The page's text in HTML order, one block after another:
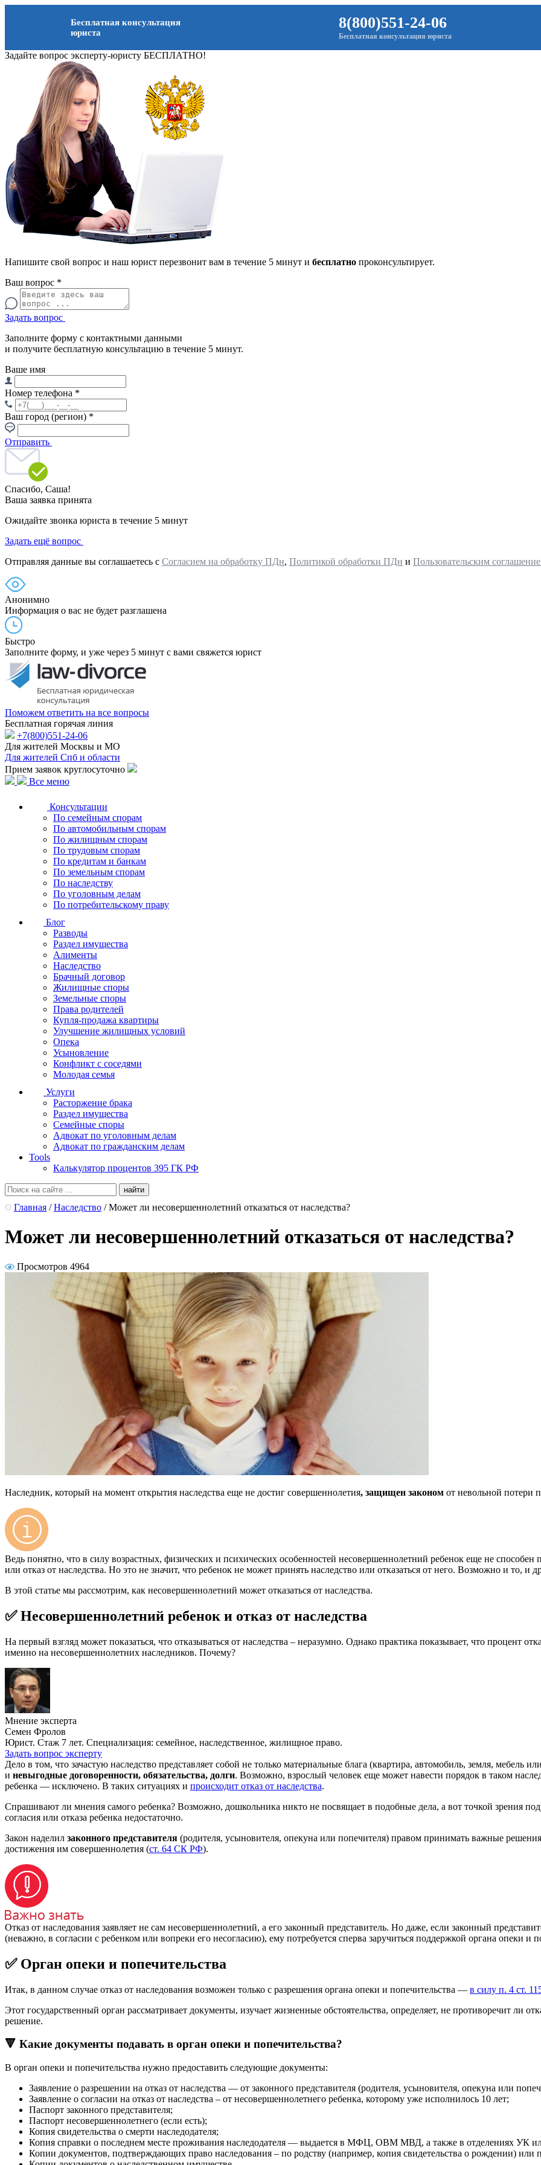
Бесплатная консультация
юриста
8(800)551-24-06
Бесплатная консультация юриста
Задайте вопрос эксперту-юристу БЕСПЛАТНО!
Напишите свой вопрос и наш юрист перезвонит вам в течение 5 минут и бесплатно проконсультирует.
Ваш вопрос *
Задать вопрос
Заполните форму с контактными данными
и получите бесплатную консультацию в течение 5 минут.
Ваше имя
Номер телефона *
Ваш город (регион) *
Отправить
Спасибо, Саша!
Ваша заявка принята
Ожидайте звонка юриста в течение 5 минут
Задать ещё вопрос
Отправляя данные вы соглашаетесь с Согласием на обработку ПДн, Политикой обработки ПДн и Пользовательским
Анонимно
Информация о вас не будет разглашена
Быстро
Заполните форму, и уже через 5 минут с вами свяжется юрист
Поможем ответить на все вопросы
Бесплатная горячая линия
+7(800)551-24-06
Для жителей Москвы и МО
Для жителей Спб и области
Прием заявок круглосуточно
Все меню
Консультации
По семейным спорам
По автомобильным спорам
По жилищным спорам
По трудовым спорам
По кредитам и банкам
По земельным спорам
По наследству
По уголовным делам
По потребительскому праву
Блог
Разводы
Раздел имущества
Алименты
Наследство
Брачный договор
Жилищные споры
Земельные споры
Права родителей
Купля-продажа квартиры
Улучшение жилищных условий
Опека
Усыновление
Конфликт с соседями
Молодая семья
Услуги
Расторжение брака
Раздел имущества
Семейные споры
Адвокат по уголовным делам
Адвокат по гражданским делам
Tools
Калькулятор процентов 395 ГК РФ
Главная / Наследство / Может ли несовершеннолетний отказаться от наследства?
Может ли несовершеннолетний отказаться от наследства?
Просмотров 4964
Наследник, который на момент открытия наследства еще не достиг совершеннолетия, защищен законом от невольной потери
Ведь понятно, что в силу возрастных, физических и психических особенностей несовершеннолетний ребенок еще не способен
или отказ от наследства. Но это не значит, что ребенок не может принять наследство или отказаться от него. Возможно и то,
В этой статье мы рассмотрим, как несовершеннолетний может отказаться от наследства.
✅ Несовершеннолетний ребенок и отказ от наследства
На первый взгляд может показаться, что отказываться от наследства – неразумно. Однако практика показывает, что процент
именно на несовершеннолетних наследников. Почему?
Мнение эксперта
Семен Фролов
Юрист. Стаж 7 лет. Специализация: семейное, наследственное, жилищное право.
Задать вопрос эксперту
Дело в том, что зачастую наследство представляет собой не только материальные блага (квартира, автомобиль, земля, мебель
и невыгодные договоренности, обязательства, долги. Возможно, взрослый человек еще может навести порядок в таком
ребенка — исключено. В таких ситуациях и происходит отказ от наследства.
Спрашивают ли мнения самого ребенка? Возможно, дошкольника никто не посвящает в подобные дела, а вот точкой зрения
согласия или отказа ребенка недостаточно.
Закон наделил законного представителя (родителя, усыновителя, опекуна или попечителя) правом принимать важные
достижения им совершеннолетия (ст. 64 СК РФ).
Отказ от наследования заявляет не сам несовершеннолетний, а его законный представитель. Но даже, если законный
(неважно, в согласии с ребенком или вопреки его несогласию), ему потребуется сперва заручиться поддержкой органа опеки и
✅ Орган опеки и попечительства
Итак, в данном случае отказ от наследования возможен только с разрешения органа опеки и попечительства — в силу п. 4 ст.
Этот государственный орган рассматривает документы, изучает жизненные обстоятельства, определяет, не противоречит ли
решение.
🔻 Какие документы подавать в орган опеки и попечительства?
В орган опеки и попечительства нужно предоставить следующие документы:
Заявление о разрешении на отказ от наследства — от законного представителя (родителя, усыновителя, опекуна или
Заявление о согласии на отказ от наследства – от несовершеннолетнего ребенка, которому уже исполнилось 10 лет;
Паспорт законного представителя;
Паспорт несовершеннолетнего (если есть);
Копия свидетельства о смерти наследодателя;
Копия справки о последнем месте проживания наследодателя — выдается в МФЦ, ОВМ МВД, а также в отделениях УК
Копии документов, подтверждающих право наследования – по родству (например, копия свидетельства о рождении) или